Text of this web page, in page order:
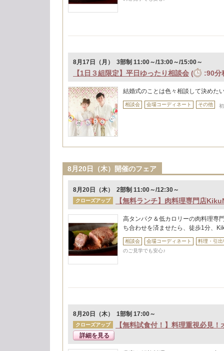
8月17日（月） 3部制 11:00～/13:00～/15:00～
【1日３組限定】平日ゆったり相談会 ( :90分
結婚式のことは色々相談して決めた
相談会 会場コーディネート その他
8月20日（木）開催のフェア
8月20日（木） 2部制 11:00～/12:30～
クローズアップ 【無料ランチ】肉料理専門店
高タンパク＆低カロリーの肉料理専
ち合わせを済ませたら、徒歩1分、
相談会 会場コーディネート
料理・引
のご見学でも安心♪
8月20日（木） 1部制 17:00～
クローズアップ 【無料試食付！】料理重視必見
詳細を見る